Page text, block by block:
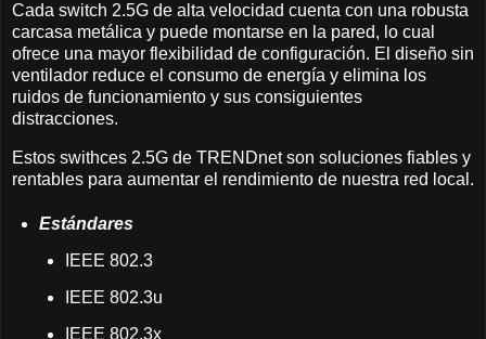
Cada switch 2.5G de alta velocidad cuenta con una robusta
carcasa metálica y puede montarse en la pared, lo cual
ofrece una mayor flexibilidad de configuración. El diseño sin
ventilador reduce el consumo de energía y elimina los
ruidos de funcionamiento y sus consiguientes
distracciones.
Estos swithces 2.5G de TRENDnet son soluciones fiables y
rentables para aumentar el rendimiento de nuestra red local.
Estándares
IEEE 802.3
IEEE 802.3u
IEEE 802.3x